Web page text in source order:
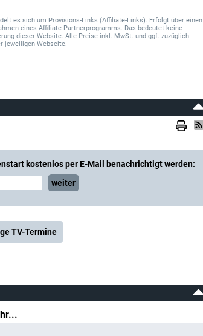
es sich um Provisions-Links (Affiliate-Links). Erfolgt über einen
eines Affiliate-Partnerprogramms. Das bedeutet keine
dieser Website. Alle Preise inkl. MwSt. und ggf. zuzüglich
jeweiligen Webseite.
kostenlos per E-Mail benachrichtigt werden:
weiter
TV-Termine